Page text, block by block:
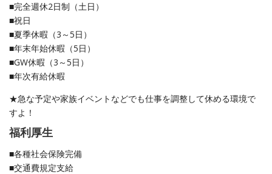
■完全週休2日制（土日）
■祝日
■夏季休暇（3～5日）
■年末年始休暇（5日）
■GW休暇（3～5日）
■年次有給休暇
★急な予定や家族イベントなどでも仕事を調整して休める環境で
すよ！
福利厚生
■各種社会保険完備
■交通費規定支給